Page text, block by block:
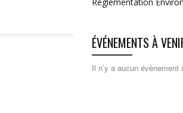
ÉVÉNEMENTS À
Il n’y a aucun évènement